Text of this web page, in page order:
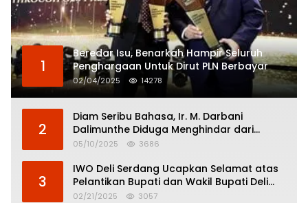
1
Beredar Isu, Benarkah Hampir Seluruh
Penghargaan Untuk Dirut PLN Berbayar
02/04/2025 14278
2
Diam Seribu Bahasa, Ir. M. Darbani
Dalimunthe Diduga Menghindar dari
Pertanggungjawaban Politik
05/10/2025 3686
3
IWO Deli Serdang Ucapkan Selamat atas
Pelantikan Bupati dan Wakil Bupati Deli
Serdang
02/21/2025 3057